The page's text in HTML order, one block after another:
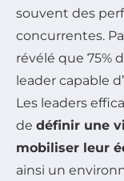
souvent des
concurrentes.
révélé que 75%
leader capable
Les leaders
de définir une
mobiliser leur
ainsi un